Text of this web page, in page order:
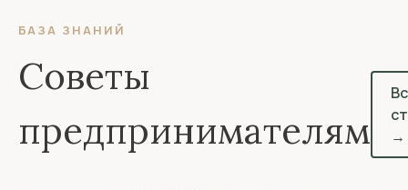
БАЗА ЗНАНИЙ
Советы
предпринимателям
→